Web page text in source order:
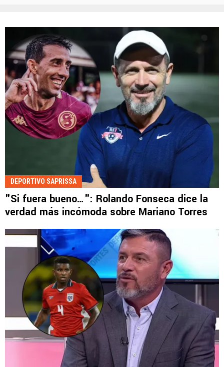
DEPORTIVO SAPRISSA
"Si fuera bueno…": Rolando Fonseca dice la
verdad más incómoda sobre Mariano Torres